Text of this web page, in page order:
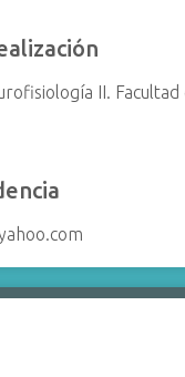
II. Facultad